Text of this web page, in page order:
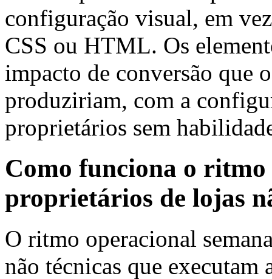
configuração visual, em
CSS ou HTML. Os
impacto de conversão que
produziriam, com a
proprietários sem
Como funciona o
proprietários de lojas
O ritmo operacional
não técnicas que executam